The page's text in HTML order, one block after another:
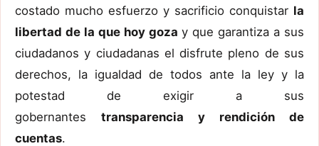
costado mucho esfuerzo y sacrificio conquistar la
libertad de la que hoy goza y que garantiza a sus
ciudadanos y ciudadanas el disfrute pleno de sus
derechos, la igualdad de todos ante la ley y la
potestad de exigir a sus
gobernantes transparencia y rendición de
cuentas.